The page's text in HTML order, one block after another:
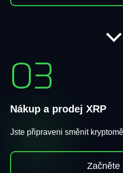
03
Nákup a prodej XRP
Jste připraveni směnit
Začněte